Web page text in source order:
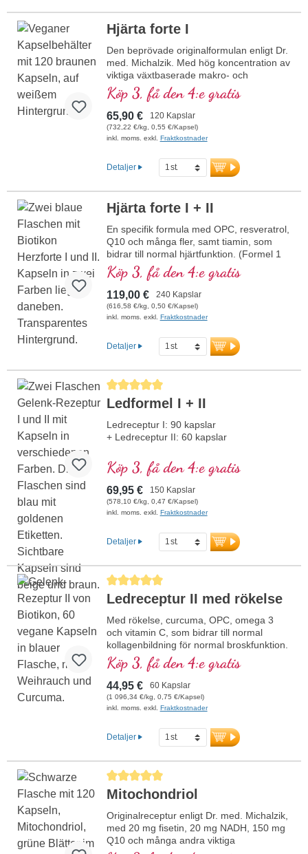
Hjärta forte I
Den beprövade originalformulan enligt Dr.
med. Michalzik. Med hög koncentration av
viktiga växtbaserade makro- och
mikronäringsämnen. Med värdefullt OPC,
Q10, rent trans-resveratrol, röd ginseng,
naturligt vitamin E och många fler viktiga
mikronäringsämnen. Optimalt
kompletterad med formulan Herz forte 2.
sedan 23 år, från egen produktion i
Tyskland av ett traditionsrikt
expertis inom växtämnen samt makro-
och mikronäringsämnen, under ledning av
Dr. med. Alexander Michalzik.
Köp 3, få den 4:e gratis
65,90 € 120 Kapslar
(732,22 €/kg, 0,55 €/Kapsel)
inkl. moms. exkl. Fraktkostnader
Detaljer
Hjärta forte I + II
En specifik formula med OPC, resveratrol,
Q10 och många fler, samt tiamin, som
bidrar till normal hjärtfunktion. (Formel 1
och Formel 2)
Köp 3, få den 4:e gratis
119,00 € 240 Kapslar
(616,58 €/kg, 0,50 €/Kapsel)
inkl. moms. exkl. Fraktkostnader
Detaljer
Genomsnittligt betyg på 5 av 5 stjärnor
Ledformel I + II
Ledreceptur I: 90 kapslar
+ Ledreceptur II: 60 kapslar
Köp 3, få den 4:e gratis
69,95 € 150 Kapslar
(578,10 €/kg, 0,47 €/Kapsel)
inkl. moms. exkl. Fraktkostnader
Detaljer
Genomsnittligt betyg på 5 av 5 stjärnor
Ledreceptur II med rökelse
Med rökelse, curcuma, OPC, omega 3
och vitamin C, som bidrar till normal
kollagenbildning för normal broskfunktion.
För specifik tillförsel till de broskiga
ledstrukturerna.
Köp 3, få den 4:e gratis
44,95 € 60 Kapslar
(1 096,34 €/kg, 0,75 €/Kapsel)
inkl. moms. exkl. Fraktkostnader
Detaljer
Genomsnittligt betyg på 5 av 5 stjärnor
Mitochondriol
Originalreceptur enligt Dr. med. Michalzik,
med 20 mg fisetin, 20 mg NADH, 150 mg
Q10 och många andra viktiga